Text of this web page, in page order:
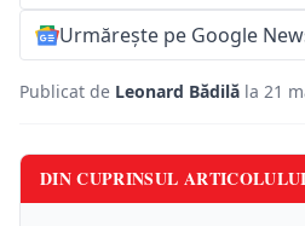
Urmărește pe Google
Publicat de Leonard Bădilă la 21
DIN CUPRINSUL ARTICOLULUI